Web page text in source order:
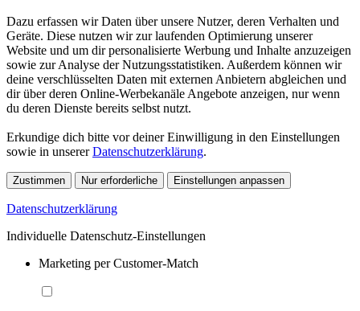
Dazu erfassen wir Daten über unsere Nutzer, deren Verhalten und
Geräte. Diese nutzen wir zur laufenden Optimierung unserer
Website und um dir personalisierte Werbung und Inhalte anzuzeigen
sowie zur Analyse der Nutzungsstatistiken. Außerdem können wir
deine verschlüsselten Daten mit externen Anbietern abgleichen und
dir über deren Online-Werbekanäle Angebote anzeigen, nur wenn
du deren Dienste bereits selbst nutzt.
Erkundige dich bitte vor deiner Einwilligung in den Einstellungen
sowie in unsererDatenschutzerklärung.
Zustimmen Nur erforderliche Einstellungen anpassen
Datenschutzerklärung
Individuelle Datenschutz-Einstellungen
Marketing per Customer-Match